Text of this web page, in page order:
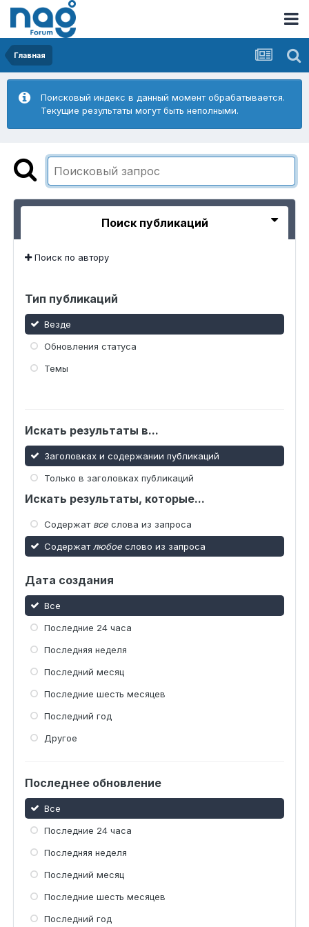
Главная
Поисковый индекс в данный момент обрабатывается.
Текущие результаты могут быть неполными.
Поиск публикаций
Поиск по автору
Тип публикаций
Везде
Обновления статуса
Темы
Искать результаты в...
Заголовках и содержании публикаций
Только в заголовках публикаций
Искать результаты, которые...
Содержат все слова из запроса
Содержат любое слово из запроса
Дата создания
Все
Последние 24 часа
Последняя неделя
Последний месяц
Последние шесть месяцев
Последний год
Другое
Последнее обновление
Все
Последние 24 часа
Последняя неделя
Последний месяц
Последние шесть месяцев
Последний год